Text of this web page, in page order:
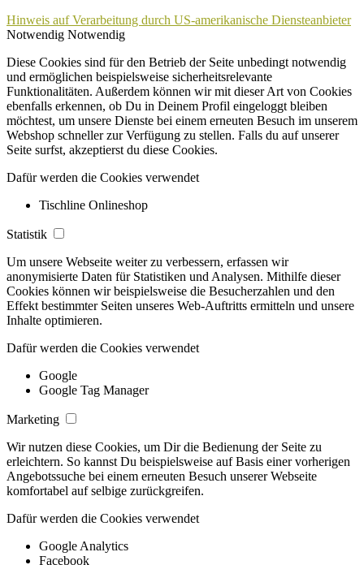
Hinweis auf Verarbeitung durch US-amerikanische Diensteanbieter
Notwendig Notwendig
Diese Cookies sind für den Betrieb der Seite unbedingt notwendig
und ermöglichen beispielsweise sicherheitsrelevante
Funktionalitäten. Außerdem können wir mit dieser Art von Cookies
ebenfalls erkennen, ob Du in Deinem Profil eingeloggt bleiben
möchtest, um unsere Dienste bei einem erneuten Besuch im unserem
Webshop schneller zur Verfügung zu stellen. Falls du auf unserer
Seite surfst, akzeptierst du diese Cookies.
Dafür werden die Cookies verwendet
Tischline Onlineshop
Statistik
Um unsere Webseite weiter zu verbessern, erfassen wir
anonymisierte Daten für Statistiken und Analysen. Mithilfe dieser
Cookies können wir beispielsweise die Besucherzahlen und den
Effekt bestimmter Seiten unseres Web-Auftritts ermitteln und unsere
Inhalte optimieren.
Dafür werden die Cookies verwendet
Google
Google Tag Manager
Marketing
Wir nutzen diese Cookies, um Dir die Bedienung der Seite zu
erleichtern. So kannst Du beispielsweise auf Basis einer vorherigen
Angebotssuche bei einem erneuten Besuch unserer Webseite
komfortabel auf selbige zurückgreifen.
Dafür werden die Cookies verwendet
Google Analytics
Facebook